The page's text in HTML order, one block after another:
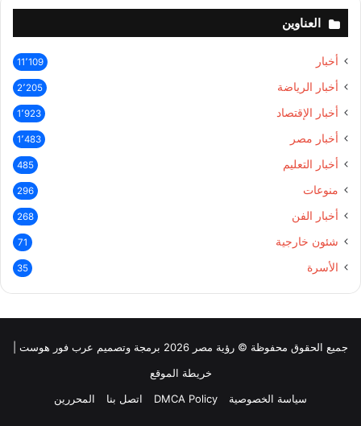
العناوين
أخبار 11٬109
أخبار الرياضة 2٬205
أخبار الإقتصاد 1٬923
أخبار مصر 1٬483
أخبار التعليم 485
منوعات 296
أخبار الفن 268
شئون خارجية 71
الأسرة 35
جميع الحقوق محفوظة © رؤية مصر 2026 برمجة وتصميم عرب فور هوست |
خريطة الموقع
سياسة الخصوصية
DMCA Policy اتصل بنا المحررين